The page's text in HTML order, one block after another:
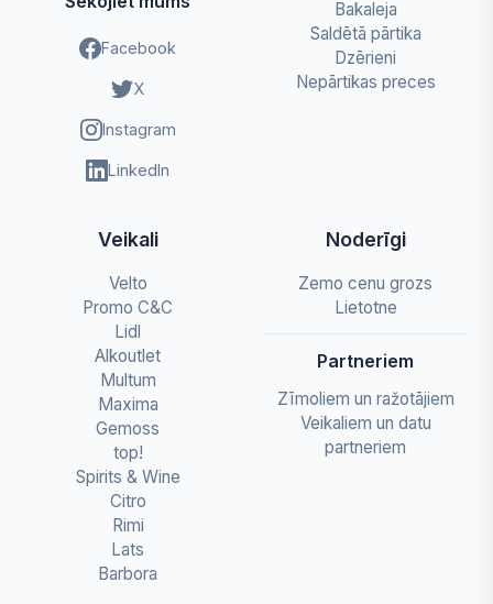
Facebook
X
Instagram
LinkedIn
Bakaleja
Saldētā pārtika
Dzērieni
Nepārtikas preces
Veikali
Velto
Promo C&C
Lidl
Alkoutlet
Multum
Maxima
Gemoss
top!
Spirits & Wine
Citro
Rimi
Lats
Barbora
Noderīgi
Zemo cenu grozs
Lietotne
Partneriem
Zīmoliem un ražotājiem
Veikaliem un datu
partneriem